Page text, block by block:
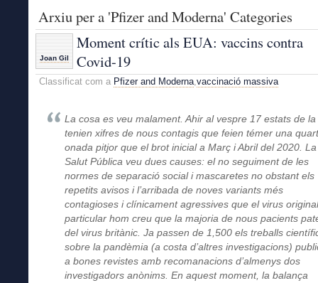
Arxiu per a 'Pfizer and Moderna' Categories
Joan Gil
Moment crític als EUA: vaccins contra
Covid-19
Classificat com a Pfizer and Moderna,vaccinació massiva
La cosa es veu malament. Ahir al vespre 17 estats de
tenien xifres de nous contagis que feien témer una
onada pitjor que el brot inicial a Març i Abril del 2020. La
Salut Pública veu dues causes: el no seguiment de les
normes de separació social i mascaretes no obstant els
repetits avisos i l’arribada de noves variants més
contagioses i clínicament agressives que el virus
particular hom creu que la majoria de nous pacients
del virus britànic. Ja passen de 1,500 els treballs
sobre la pandèmia (a costa d’altres investigacions)
a bones revistes amb recomanacions d’almenys dos
investigadors anònims. En aquest moment, la balança